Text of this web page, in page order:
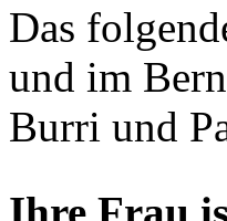
Das
und im
Burri und
Ihre Frau